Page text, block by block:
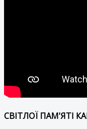
СВІТЛОЇ ПАМ'ЯТІ